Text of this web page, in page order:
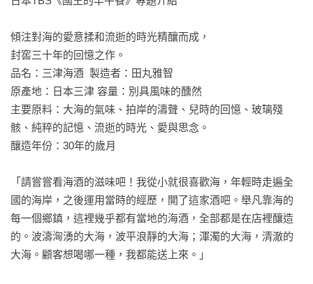
傾注對海的愛意揉和流逝的時光精釀而成，
封窖三十年的回憶之作。
品名：三津海酒  製造者：田丸雅智
原產地：日本三津 容量：別具風味的醺然
主要原料：大海的氣味、拍岸的濤聲、兒時的回憶、玻璃殘
骸、純粹的記憶、流逝的時光、愛與思念。
釀造年份：30年的歲月
「請嘗嘗看海酒的滋味吧！我從小就很喜歡海，年輕時走遍全
國的海岸，之後運用當時的經歷，開了這家酒吧。舉凡靠海的
每一個鄉鎮，這裡幾乎都有當地的海酒，全部都是在店裡釀造
的。波濤洶湧的大海，波平浪靜的大海；渾濁的大海，清澈的
大海。顧客想喝哪一種，我都能送上來。」